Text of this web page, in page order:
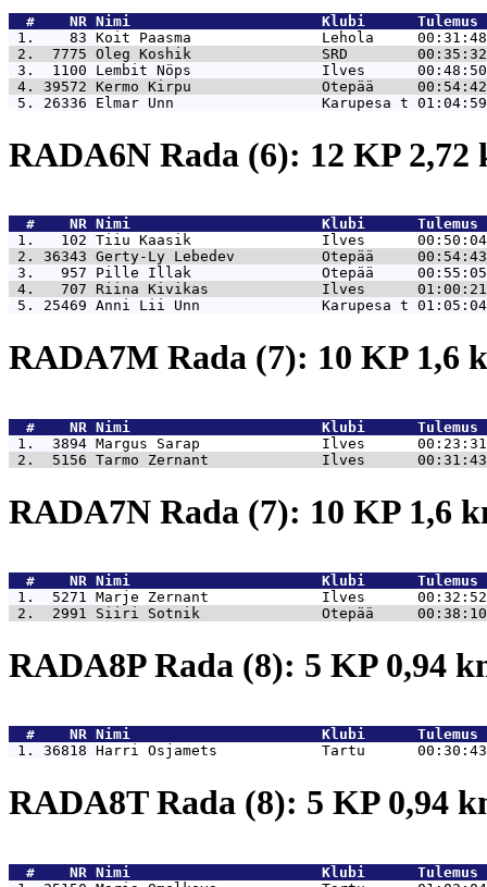
  #    NR
Nimi                      Klubi
1.    83 Koit Paasma               Lehola     00:31:48
2.  7775 Oleg Koshik               SRD        00:35:32
3.  1100 Lembit Nöps               Ilves      00:48:50
4. 39572 Kermo Kirpu               Otepää     00:54:42
5. 26336 Elmar Unn                 Karupesa t 01:04:59
RADA6N Rada (6): 12 KP
  #    NR
Nimi                      Klubi
1.   102 Tiiu Kaasik               Ilves      00:50:04
2. 36343 Gerty-Ly Lebedev          Otepää     00:54:43
3.   957 Pille Illak               Otepää     00:55:05
4.   707 Riina Kivikas             Ilves      01:00:21
5. 25469 Anni Lii Unn              Karupesa t 01:05:04
RADA7M Rada (7): 10 KP 1,6
  #    NR
Nimi                      Klubi
1.  3894 Margus Sarap              Ilves      00:23:31
2.  5156 Tarmo Zernant             Ilves      00:31:43
RADA7N Rada (7): 10 KP 1,6
  #    NR
Nimi                      Klubi
1.  5271 Marje Zernant             Ilves      00:32:52
2.  2991 Siiri Sotnik              Otepää     00:38:10
RADA8P Rada (8): 5 KP 0,94
  #    NR
Nimi                      Klubi
1. 36818 Harri Osjamets            Tartu      00:30:43
RADA8T Rada (8): 5 KP 0,94
  #    NR
Nimi                      Klubi